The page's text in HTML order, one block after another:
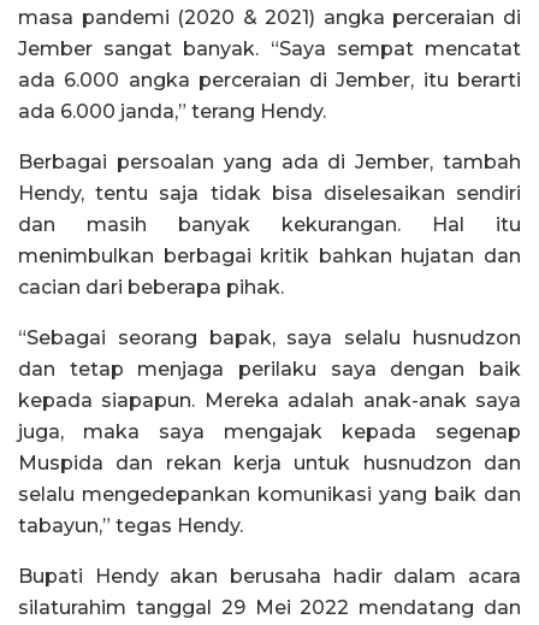
masa pandemi (2020 & 2021) angka perceraian di
Jember sangat banyak. “Saya sempat mencatat
ada 6.000 angka perceraian di Jember, itu berarti
ada 6.000 janda,” terang Hendy.
Berbagai persoalan yang ada di Jember, tambah
Hendy, tentu saja tidak bisa diselesaikan sendiri
dan masih banyak kekurangan. Hal itu
menimbulkan berbagai kritik bahkan hujatan dan
cacian dari beberapa pihak.
“Sebagai seorang bapak, saya selalu husnudzon
dan tetap menjaga perilaku saya dengan baik
kepada siapapun. Mereka adalah anak-anak saya
juga, maka saya mengajak kepada segenap
Muspida dan rekan kerja untuk husnudzon dan
selalu mengedepankan komunikasi yang baik dan
tabayun,” tegas Hendy.
Bupati Hendy akan berusaha hadir dalam acara
silaturahim tanggal 29 Mei 2022 mendatang dan